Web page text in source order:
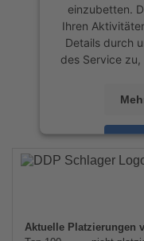
einzubetten.
Ihren
Details durch
des Service
powered
Aktuelle Platzierungen